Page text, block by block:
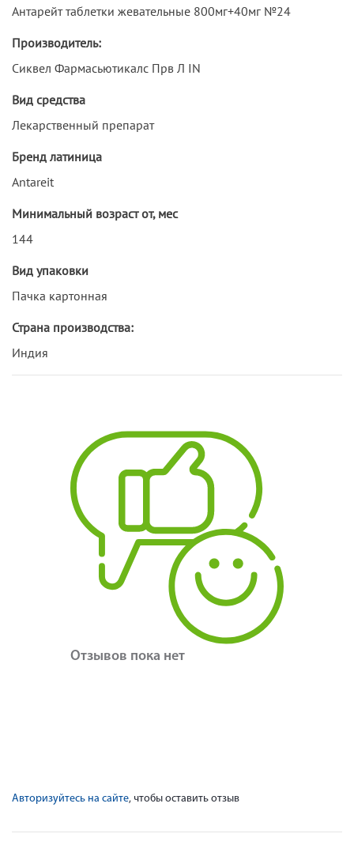
Антарейт таблетки жевательные 800мг+40мг №24
Производитель:
Сиквел Фармасьютикалс Прв Л IN
Вид средства
Лекарственный препарат
Бренд латиница
Antareit
Минимальный возраст от, мес
144
Вид упаковки
Пачка картонная
Страна производства:
Индия
Отзывов пока нет
Авторизуйтесь на сайте, чтобы оставить отзыв